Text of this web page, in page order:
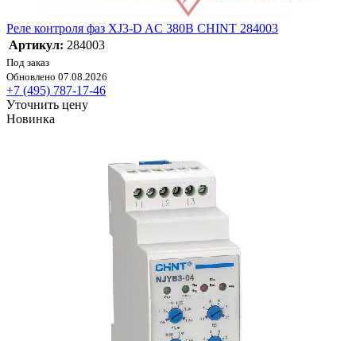
Реле контроля фаз XJ3-D AC 380В CHINT 284003
Артикул: 284003
Под заказ
Обновлено 07.08.2026
+7 (495) 787-17-46
Уточнить цену
Новинка